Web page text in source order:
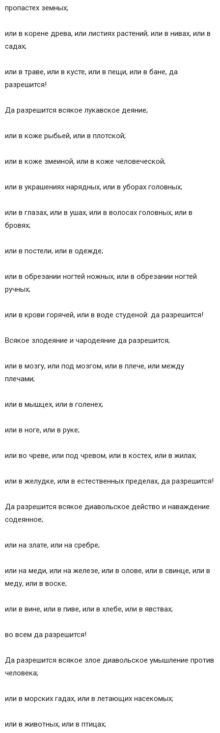
пропастех земных;
или в корене древа, или листиях растений; или в нивах, или в
садах;
или в траве, или в кусте, или в пещи, или в бане, да
разрешится!
Да разрешится всякое лукавское деяние;
или в коже рыбьей, или в плотской;
или в коже змеиной, или в коже человеческой;
или в украшениях нарядных, или в уборах головных;
или в глазах, или в ушах, или в волосах головных, или в
бровях;
или в постели, или в одежде;
или в обрезании ногтей ножных, или в обрезании ногтей
ручных;
или в крови горячей, или в воде студеной: да разрешится!
Всякое злодеяние и чародеяние да разрешится;
или в мозгу, или под мозгом, или в плече, или между
плечами;
или в мышцех, или в голенех;
или в ноге, или в руке;
или во чреве, или под чревом, или в костех, или в жилах;
или в желудке, или в естественных пределах, да разрешится!
Да разрешится всякое диавольское действо и наваждение
содеянное;
или на злате, или на сребре;
или на меди, или на железе, или в олове, или в свинце, или в
меду, или в воске;
или в вине, или в пиве, или в хлебе, или в явствах;
во всем да разрешится!
Да разрешится всякое злое диавольское умышление против
человека;
или в морских гадах, или в летающих насекомых;
или в животных, или в птицах;